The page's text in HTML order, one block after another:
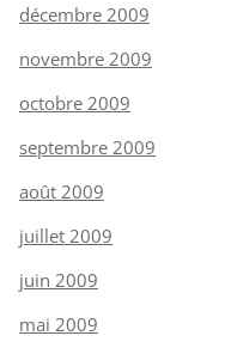
décembre 2009
novembre 2009
octobre 2009
septembre 2009
août 2009
juillet 2009
juin 2009
mai 2009